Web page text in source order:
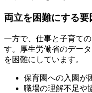
両立を困難にする要
一方で、仕事と子育て
す。厚生労働省のデー
を困難にしています。
保育園への入園が
職場の理解不足や